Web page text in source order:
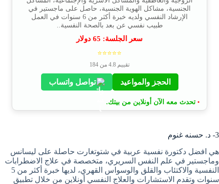
الجنسية، مشاكل الهوية الجنسية، حاصل على ماجستير في
الإرشاد النفسي ولديه خبرة أكثر من 6 سنوات في العمل
طبيب نفسي عن بعد بالصحة النفسية..
سعر الجلسة: 65 دولار
⭐⭐⭐⭐⭐
تقييم 4.8 من 184
الحجز والمواعيد تواصل واتساب
• تحدث معه الآن أونلاين من بيتك.
3- د. حسنه غنوم
هي افضل دكتورة نفسية عربية في شتوتغارت حاصلة على ليسانس
وماجستير في علم النفس السريري، متخصصة في علاج الاضطرابات
النفسية والاكتئاب والقلق والوسواس القهري، لديها خبرة أكثر من 5
سنوات وتقدم الاستشارات والعلاج النفسي أونلاين من خلال تطبيق